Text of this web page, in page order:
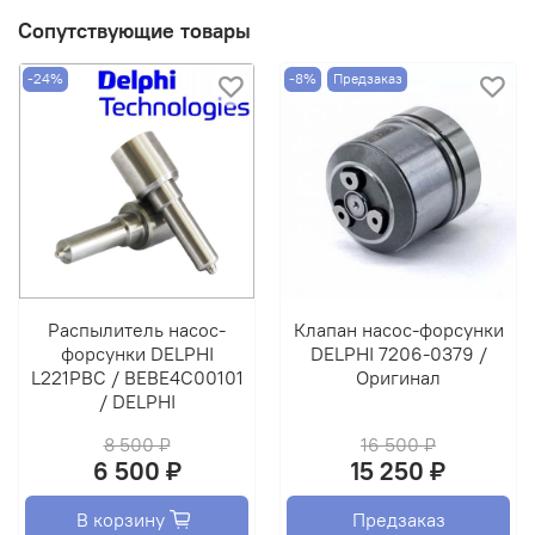
Сопутствующие товары
-24%
Распылитель насос-
форсунки DELPHI
L221PBC / BEBE4C00101
/ DELPHI
8 500 ₽
6 500 ₽
В корзину
-8% Предзаказ
Клапан насос-форсунки
DELPHI 7206-0379 /
Оригинал
16 500 ₽
15 250 ₽
Предзаказ